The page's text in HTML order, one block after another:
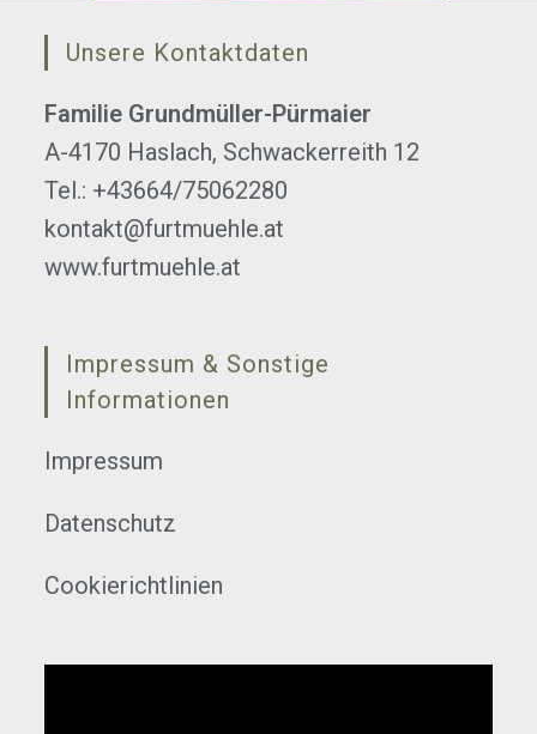
Unsere Kontaktdaten
Familie Grundmüller-Pürmaier
A-4170 Haslach, Schwackerreith 12
Tel.: +43664/75062280
kontakt@furtmuehle.at
www.furtmuehle.at
Impressum & Sonstige
Informationen
Impressum
Datenschutz
Cookierichtlinien